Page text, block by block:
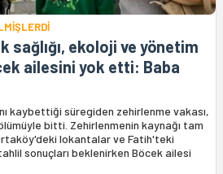
sağlığı, ekoloji ve yönetim
ailesini yok etti: Baba
kaybettiği süregiden zehirlenme vakası,
bitti. Zehirlenmenin kaynağı tam
lokantalar ve Fatih'teki
sonuçları beklenirken Böcek ailesi